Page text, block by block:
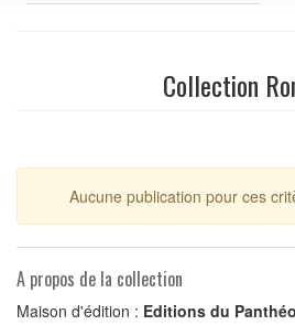
Collection
Aucune publication pour ces
A propos de la collection
Maison d'édition : Editions du